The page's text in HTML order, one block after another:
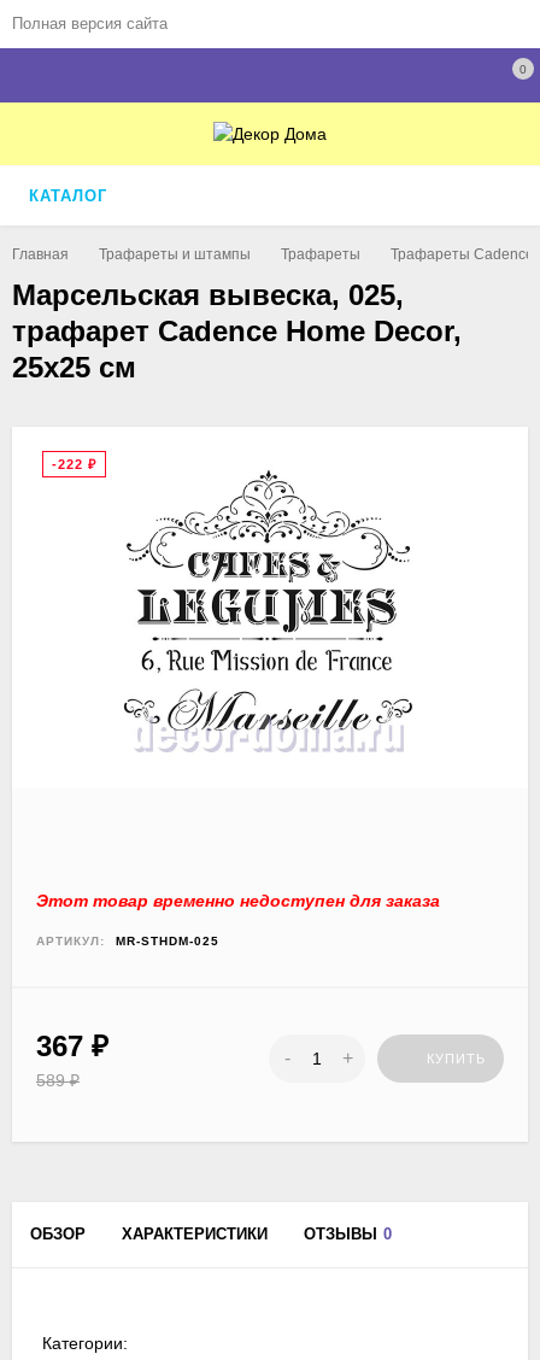
Полная версия сайта
0
КАТАЛОГ
Главная Трафареты и штампы Трафареты Трафареты Cadence
Марсельская вывеска, 025,
трафарет Cadence Home Decor,
25х25 см
-222 ₽
Этот товар временно недоступен для заказа
АРТИКУЛ: MR-STHDM-025
367 ₽
589₽
- + КУПИТЬ
ОБЗОР ХАРАКТЕРИСТИКИ ОТЗЫВЫ 0
Категории: